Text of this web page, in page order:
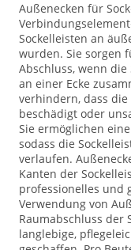
Außenecken für
Sockelleisten an
wurden. Sie sorgen
Abschluss, wenn
an einer Ecke
verhindern, dass die
beschädigt oder
Sie ermöglichen
sodass die
verlaufen.
Kanten der
professionelles und
Verwendung von
Raumabschluss der
langlebige,